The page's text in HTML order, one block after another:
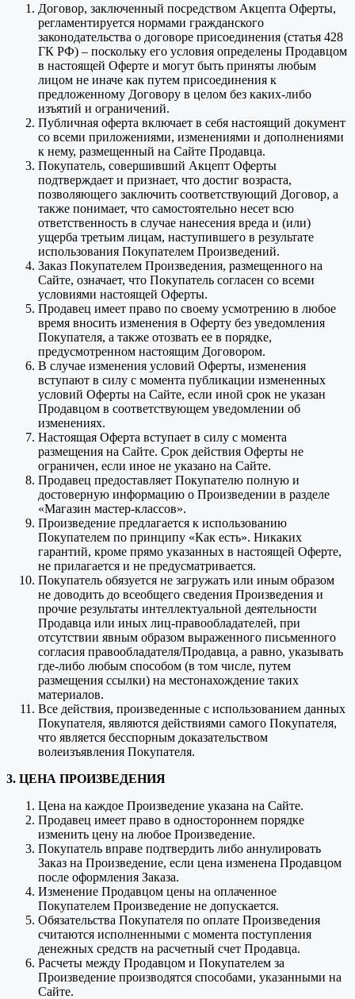
Договор, заключенный посредством Акцепта Оферты,
регламентируется нормами гражданского
законодательства о договоре присоединения (статья 428
ГК РФ) – поскольку его условия определены Продавцом
в настоящей Оферте и могут быть приняты любым
лицом не иначе как путем присоединения к
предложенному Договору в целом без каких-либо
изъятий и ограничений.
Публичная оферта включает в себя настоящий документ
со всеми приложениями, изменениями и дополнениями
к нему, размещенный на Сайте Продавца.
Покупатель, совершивший Акцепт Оферты
подтверждает и признает, что достиг возраста,
позволяющего заключить соответствующий Договор, а
также понимает, что самостоятельно несет всю
ответственность в случае нанесения вреда и (или)
ущерба третьим лицам, наступившего в результате
использования Покупателем Произведений.
Заказ Покупателем Произведения, размещенного на
Сайте, означает, что Покупатель согласен со всеми
условиями настоящей Оферты.
Продавец имеет право по своему усмотрению в любое
время вносить изменения в Оферту без уведомления
Покупателя, а также отозвать ее в порядке,
предусмотренном настоящим Договором.
В случае изменения условий Оферты, изменения
вступают в силу с момента публикации измененных
условий Оферты на Сайте, если иной срок не указан
Продавцом в соответствующем уведомлении об
изменениях.
Настоящая Оферта вступает в силу с момента
размещения на Сайте. Срок действия Оферты не
ограничен, если иное не указано на Сайте.
Продавец предоставляет Покупателю полную и
достоверную информацию о Произведении в разделе
«Магазин мастер-классов».
Произведение предлагается к использованию
Покупателем по принципу «Как есть». Никаких
гарантий, кроме прямо указанных в настоящей Оферте,
не прилагается и не предусматривается.
Покупатель обязуется не загружать или иным образом
не доводить до всеобщего сведения Произведения и
прочие результаты интеллектуальной деятельности
Продавца или иных лиц-правообладателей, при
отсутствии явным образом выраженного письменного
согласия правообладателя/Продавца, а равно, указывать
где-либо любым способом (в том числе, путем
размещения ссылки) на местонахождение таких
материалов.
Все действия, произведенные с использованием данных
Покупателя, являются действиями самого Покупателя,
что является бесспорным доказательством
волеизъявления Покупателя.
3. ЦЕНА ПРОИЗВЕДЕНИЯ
Цена на каждое Произведение указана на Сайте.
Продавец имеет право в одностороннем порядке
изменить цену на любое Произведение.
Покупатель вправе подтвердить либо аннулировать
Заказ на Произведение, если цена изменена Продавцом
после оформления Заказа.
Изменение Продавцом цены на оплаченное
Покупателем Произведение не допускается.
Обязательства Покупателя по оплате Произведения
считаются исполненными с момента поступления
денежных средств на расчетный счет Продавца.
Расчеты между Продавцом и Покупателем за
Произведение производятся способами, указанными на
Сайте.